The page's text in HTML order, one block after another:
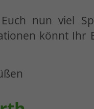
nun viel
könnt Ihr